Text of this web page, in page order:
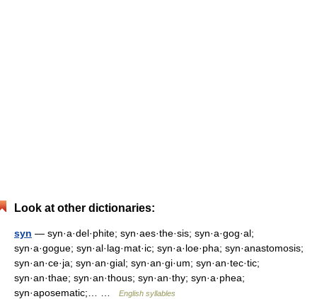
Look at other dictionaries:
syn — syn·a·del·phite; syn·aes·the·sis; syn·a·gog·al;
syn·a·gogue; syn·al·lag·mat·ic; syn·a·loe·pha; syn·anastomosis;
syn·an·ce·ja; syn·an·gial; syn·an·gi·um; syn·an·tec·tic;
syn·an·thae; syn·an·thous; syn·an·thy; syn·a·phea;
syn·aposematic;… …
English syllables